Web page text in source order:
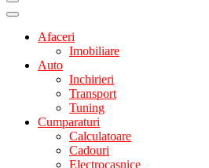
Afaceri
Imobiliare
Auto
Inchirieri
Transport
Tuning
Cumparaturi
Calculatoare
Cadouri
Electrocasnice